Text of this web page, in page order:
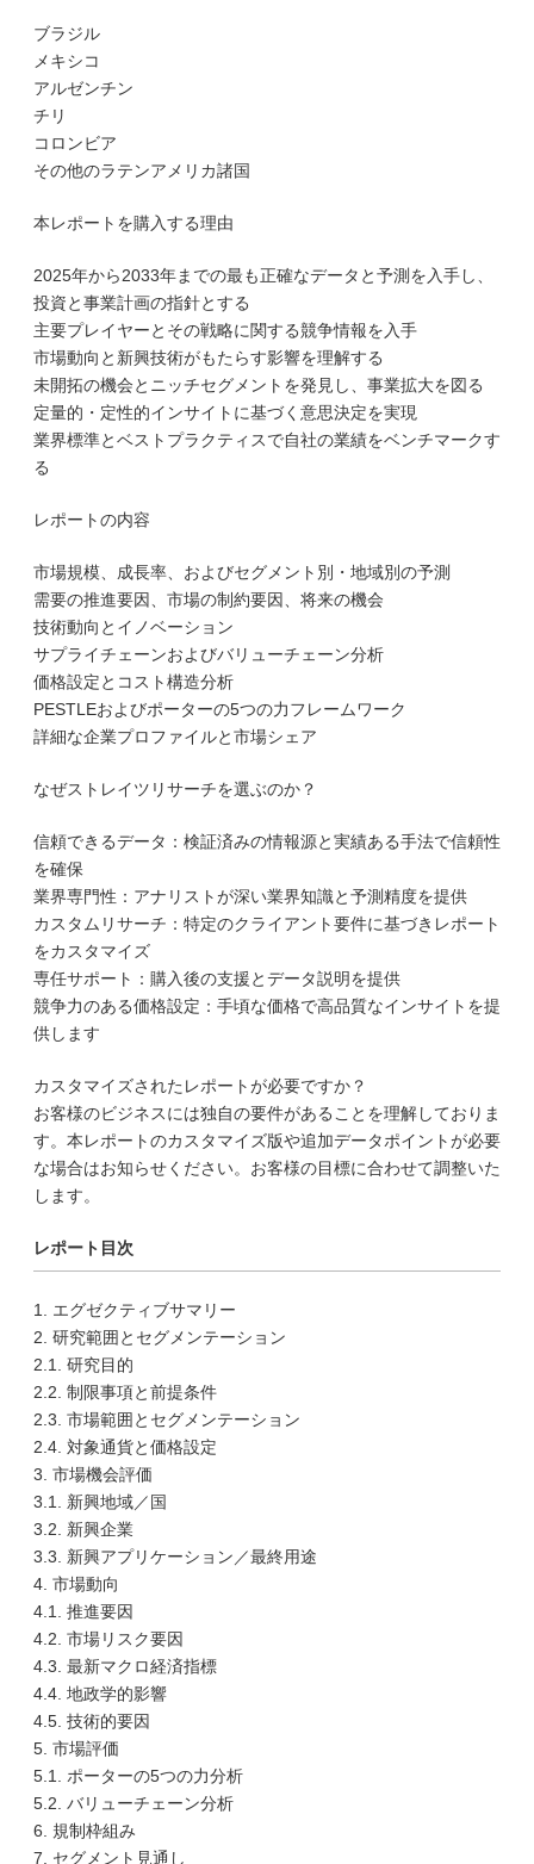
ブラジル
メキシコ
アルゼンチン
チリ
コロンビア
その他のラテンアメリカ諸国
本レポートを購入する理由
2025年から2033年までの最も正確なデータと予測を入手し、
投資と事業計画の指針とする
主要プレイヤーとその戦略に関する競争情報を入手
市場動向と新興技術がもたらす影響を理解する
未開拓の機会とニッチセグメントを発見し、事業拡大を図る
定量的・定性的インサイトに基づく意思決定を実現
業界標準とベストプラクティスで自社の業績をベンチマークす
る
レポートの内容
市場規模、成長率、およびセグメント別・地域別の予測
需要の推進要因、市場の制約要因、将来の機会
技術動向とイノベーション
サプライチェーンおよびバリューチェーン分析
価格設定とコスト構造分析
PESTLEおよびポーターの5つの力フレームワーク
詳細な企業プロファイルと市場シェア
なぜストレイツリサーチを選ぶのか？
信頼できるデータ：検証済みの情報源と実績ある手法で信頼性
を確保
業界専門性：アナリストが深い業界知識と予測精度を提供
カスタムリサーチ：特定のクライアント要件に基づきレポート
をカスタマイズ
専任サポート：購入後の支援とデータ説明を提供
競争力のある価格設定：手頃な価格で高品質なインサイトを提
供します
カスタマイズされたレポートが必要ですか？
お客様のビジネスには独自の要件があることを理解しておりま
す。本レポートのカスタマイズ版や追加データポイントが必要
な場合はお知らせください。お客様の目標に合わせて調整いた
します。
レポート目次
1. エグゼクティブサマリー
2. 研究範囲とセグメンテーション
2.1. 研究目的
2.2. 制限事項と前提条件
2.3. 市場範囲とセグメンテーション
2.4. 対象通貨と価格設定
3. 市場機会評価
3.1. 新興地域／国
3.2. 新興企業
3.3. 新興アプリケーション／最終用途
4. 市場動向
4.1. 推進要因
4.2. 市場リスク要因
4.3. 最新マクロ経済指標
4.4. 地政学的影響
4.5. 技術的要因
5. 市場評価
5.1. ポーターの5つの力分析
5.2. バリューチェーン分析
6. 規制枠組み
7. セグメント見通し